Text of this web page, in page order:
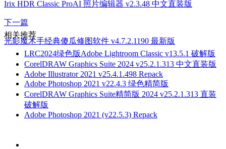
Irix HDR Classic ProAI 照片编辑器 v2.3.48 中文直装版
下一篇
光影魔术手经典傻瓜修图软件 v4.7.2.1190 最新版
相关推荐
LRC2024绿色版Adobe Lightroom Classic v13.5.1 破解版
CorelDRAW Graphics Suite 2024 v25.2.1.313 中文直装版
Adobe Illustrator 2021 v25.4.1.498 Repack
Adobe Photoshop 2021 v22.4.3 绿色精简版
CorelDRAW Graphics Suite精简版 2024 v25.2.1.313 直装
破解版
Adobe Photoshop 2021 (v22.5.3) Repack